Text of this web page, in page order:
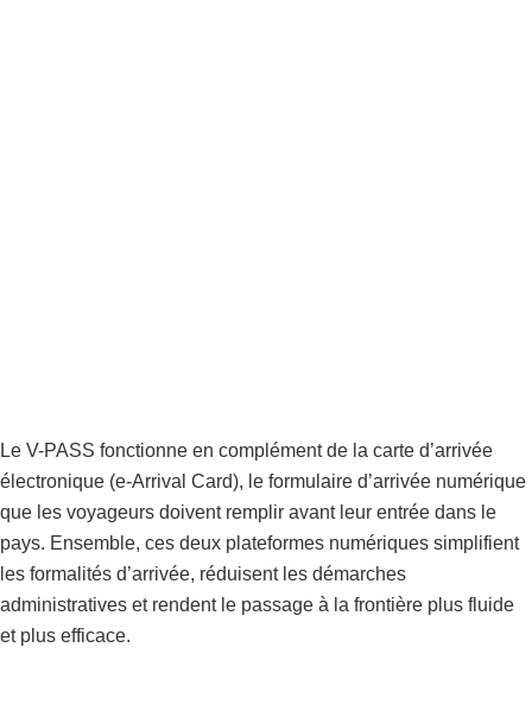
Le V-PASS fonctionne en complément de la carte d’arrivée
électronique (e-Arrival Card), le formulaire d’arrivée numérique
que les voyageurs doivent remplir avant leur entrée dans le
pays. Ensemble, ces deux plateformes numériques simplifient
les formalités d’arrivée, réduisent les démarches
administratives et rendent le passage à la frontière plus fluide
et plus efficace.